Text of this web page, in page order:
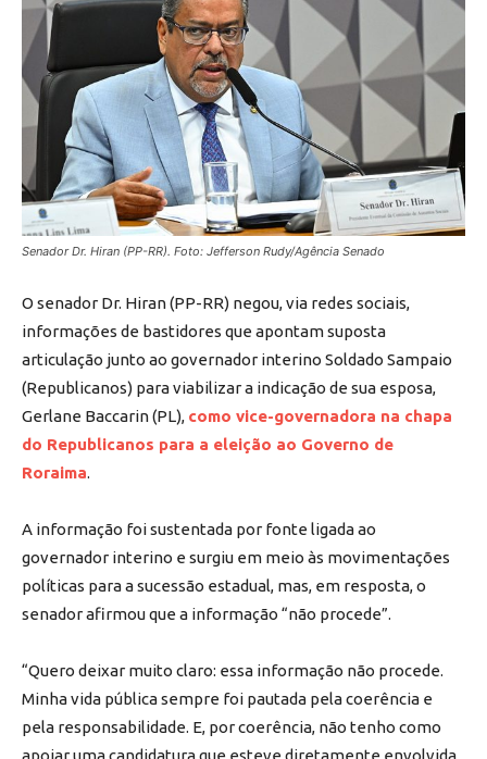
Senador Dr. Hiran (PP-RR). Foto: Jefferson Rudy/Agência Senado
O senador Dr. Hiran (PP-RR) negou, via redes sociais,
informações de bastidores que apontam suposta
articulação junto ao governador interino Soldado Sampaio
(Republicanos) para viabilizar a indicação de sua esposa,
Gerlane Baccarin (PL), como vice-governadora na chapa
do Republicanos para a eleição ao Governo de
Roraima.
A informação foi sustentada por fonte ligada ao
governador interino e surgiu em meio às movimentações
políticas para a sucessão estadual, mas, em resposta, o
senador afirmou que a informação “não procede”.
“Quero deixar muito claro: essa informação não procede.
Minha vida pública sempre foi pautada pela coerência e
pela responsabilidade. E, por coerência, não tenho como